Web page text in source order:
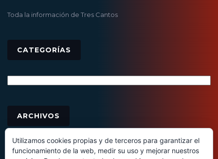
Toda la información de Tres Cantos
CATEGORÍAS
ARCHIVOS
Utilizamos cookies propias y de terceros para garantizar el
funcionamiento de la web, medir su uso y mejorar nuestros